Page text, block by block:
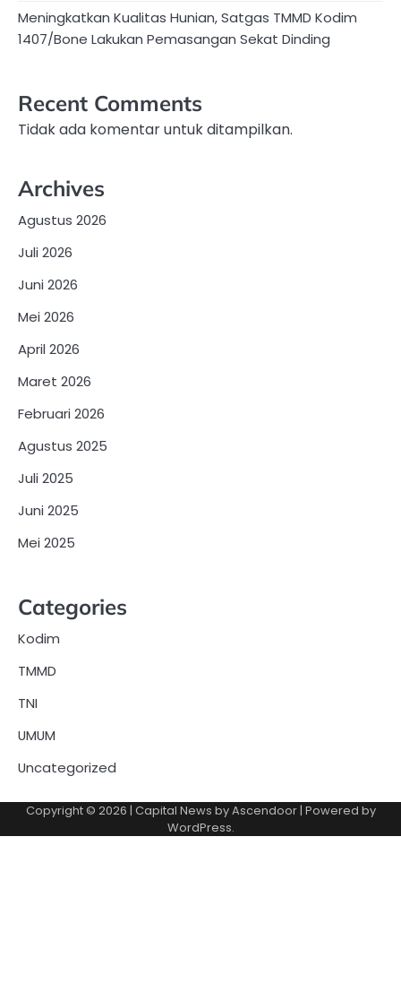
Meningkatkan Kualitas Hunian, Satgas TMMD Kodim
1407/Bone Lakukan Pemasangan Sekat Dinding
Recent Comments
Tidak ada komentar untuk ditampilkan.
Archives
Agustus 2026
Juli 2026
Juni 2026
Mei 2026
April 2026
Maret 2026
Februari 2026
Agustus 2025
Juli 2025
Juni 2025
Mei 2025
Categories
Kodim
TMMD
TNI
UMUM
Uncategorized
Copyright © 2026 | Capital News byAscendoor| Powered by
WordPress.